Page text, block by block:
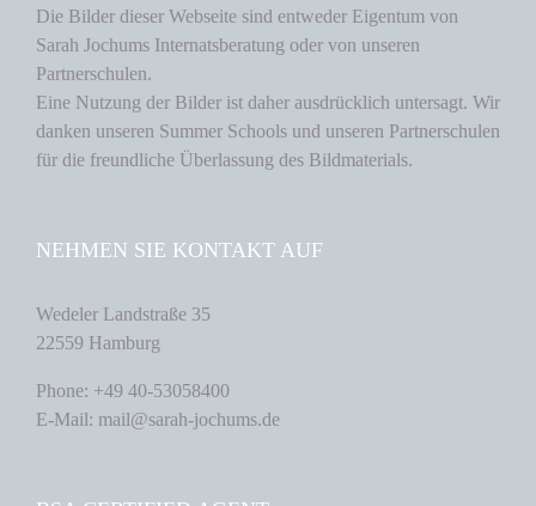
Die Bilder dieser Webseite sind entweder Eigentum von
Sarah Jochums Internatsberatung oder von unseren
Partnerschulen.
Eine Nutzung der Bilder ist daher ausdrücklich untersagt. Wir
danken unseren Summer Schools und unseren Partnerschulen
für die freundliche Überlassung des Bildmaterials.
NEHMEN SIE KONTAKT AUF
Wedeler Landstraße 35
22559 Hamburg
Phone: +49 40-53058400
E-Mail: mail@sarah-jochums.de